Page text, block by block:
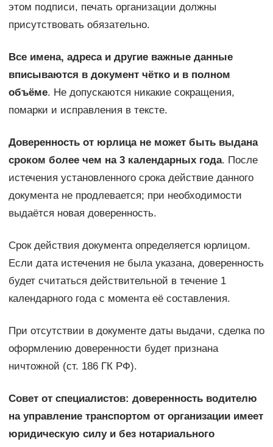
этом подписи, печать организации должны
присутствовать обязательно.
Все имена, адреса и другие важные данные
вписываются в документ чётко и в полном
объёме. Не допускаются никакие сокращения,
помарки и исправления в тексте.
Доверенность от юрлица не может быть выдана
сроком более чем на 3 календарных года. После
истечения установленного срока действие данного
документа не продлевается; при необходимости
выдаётся новая доверенность.
Срок действия документа определяется юрлицом.
Если дата истечения не была указана, доверенность
будет считаться действительной в течение 1
календарного года с момента её составления.
При отсутствии в документе даты выдачи, сделка по
оформлению доверенности будет признана
ничтожной (ст. 186 ГК РФ).
Совет от специалистов: доверенность водителю
на управление транспортом от организации имеет
юридическую силу и без нотариального